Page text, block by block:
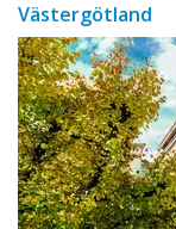
Västergötland